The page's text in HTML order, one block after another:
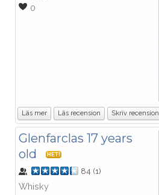
0
Läs mer Läs recension Skriv recension
Glenfarclas 17 years
old
HET!
84 (1)
Whisky